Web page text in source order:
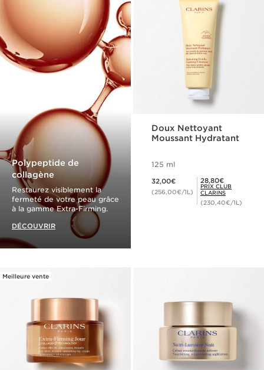
Polypeptide de
collagène
Restaurez visiblement la
fermeté de votre peau grâce
à la gamme Extra-Firming.
DÉCOUVRIR
Doux Nettoyant
Moussant Hydratant
125 ml
32,00€
(256,00€/1L)
Prix Club Clarins 28,80€
28,80€
PRIX CLUB
CLARINS
(230,40€/1L)
Meilleure vente